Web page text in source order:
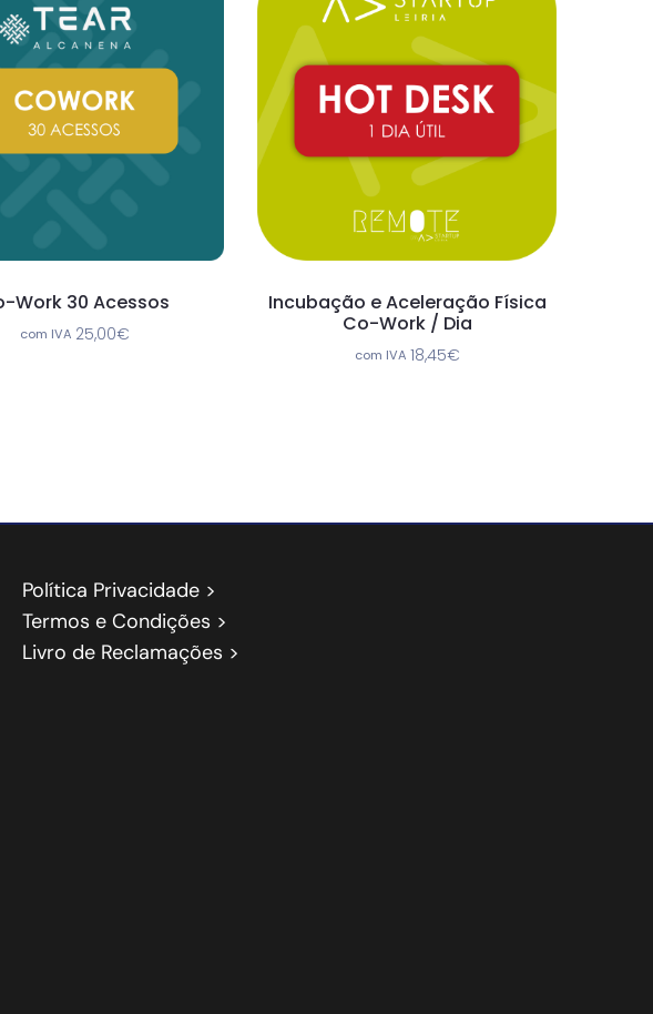
Work 30 Acessos
25,00€
com IVA
Incubação e Aceleração Física
Co-Work / Dia
18,45€
com IVA
Política Privacidade >
Termos e Condições >
Livro de Reclamações >